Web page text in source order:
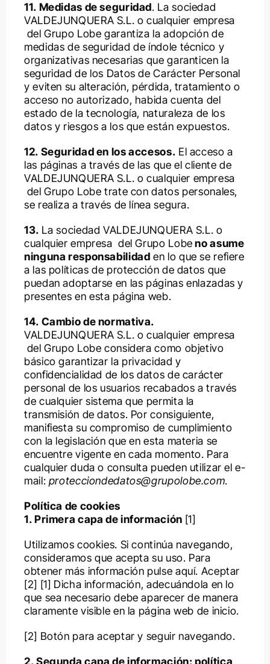
11. Medidas de seguridad. La sociedad
VALDEJUNQUERA S.L. o cualquier empresa
del Grupo Lobe garantiza la adopción de
medidas de seguridad de índole técnico y
organizativas necesarias que garanticen la
seguridad de los Datos de Carácter Personal
y eviten su alteración, pérdida, tratamiento o
acceso no autorizado, habida cuenta del
estado de la tecnología, naturaleza de los
datos y riesgos a los que están expuestos.
12. Seguridad en los accesos. El acceso a
las páginas a través de las que el cliente de
VALDEJUNQUERA S.L. o cualquier empresa
del Grupo Lobe trate con datos personales,
se realiza a través de línea segura.
13. La sociedad VALDEJUNQUERA S.L. o
cualquier empresa del Grupo Lobeno asume
ninguna responsabilidad en lo que se refiere
a las políticas de protección de datos que
puedan adoptarse en las páginas enlazadas y
presentes en esta página web.
14. Cambio de normativa.
VALDEJUNQUERA S.L. o cualquier empresa
del Grupo Lobe considera como objetivo
básico garantizar la privacidad y
confidencialidad de los datos de carácter
personal de los usuarios recabados a través
de cualquier sistema que permita la
transmisión de datos. Por consiguiente,
manifiesta su compromiso de cumplimiento
con la legislación que en esta materia se
encuentre vigente en cada momento. Para
cualquier duda o consulta pueden utilizar el e-
mail: protecciondedatos@grupolobe.com.
Política de cookies
1. Primera capa de información [1]
Utilizamos cookies. Si continúa navegando,
consideramos que acepta su uso. Para
obtener más información pulse aquí. Aceptar
[2] [1] Dicha información, adecuándola en lo
que sea necesario debe aparecer de manera
claramente visible en la página web de inicio.
[2] Botón para aceptar y seguir navegando.
2. Segunda capa de información: política